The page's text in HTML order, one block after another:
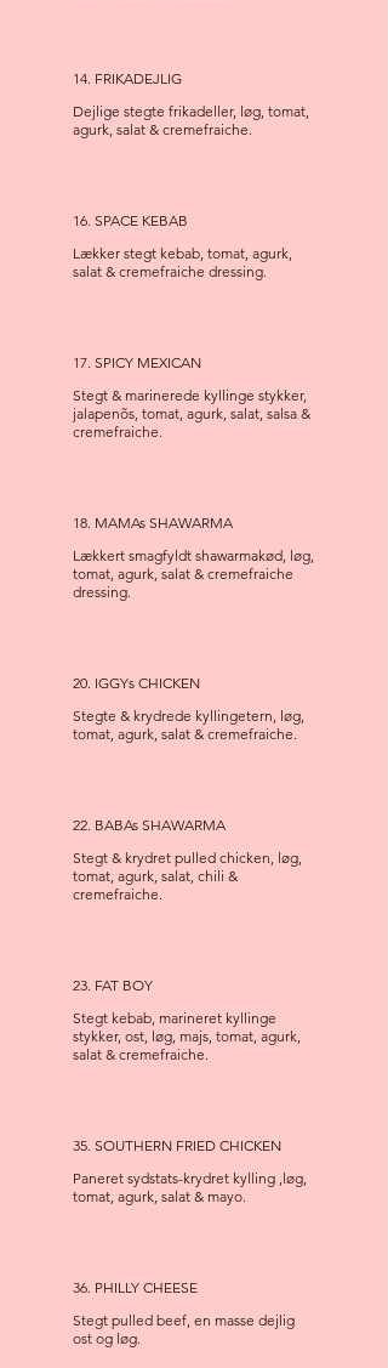
14. FRIKADEJLIG
Dejlige stegte frikadeller, løg, tomat,
agurk, salat & cremefraiche.
16. SPACE KEBAB
Lækker stegt kebab, tomat, agurk,
salat & cremefraiche dressing.
17. SPICY MEXICAN
Stegt & marinerede kyllinge stykker,
jalapenõs, tomat, agurk, salat, salsa &
cremefraiche.
18. MAMAs SHAWARMA
Lækkert smagfyldt shawarmakød, løg,
tomat, agurk, salat & cremefraiche
dressing.
20. IGGYs CHICKEN
Stegte & krydrede kyllingetern, løg,
tomat, agurk, salat & cremefraiche.
22. BABAs SHAWARMA
Stegt & krydret pulled chicken, løg,
tomat, agurk, salat, chili &
cremefraiche.
23. FAT BOY
Stegt kebab, marineret kyllinge
stykker, ost, løg, majs, tomat, agurk,
salat & cremefraiche.
35. SOUTHERN FRIED CHICKEN
Paneret sydstats-krydret kylling ,løg,
tomat, agurk, salat & mayo.
36. PHILLY CHEESE
Stegt pulled beef, en masse dejlig
ost og løg.